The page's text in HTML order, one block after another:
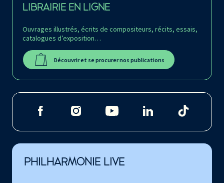
LIBRAIRIE EN LIGNE
Ouvrages illustrés, écrits de compositeurs, récits, essais,
catalogues d’exposition…
Découvrir et se procurer nos publications
PHILHARMONIE LIVE